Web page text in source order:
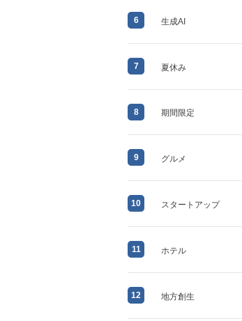
6 生成AI
7 夏休み
8 期間限定
9 グルメ
10 スタートアップ
11 ホテル
12 地方創生